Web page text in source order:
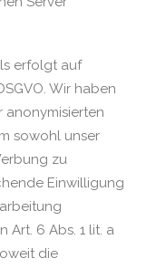
erfolgt auf
Wir haben
anonymisierten
sowohl unser
zu
Einwilligung
Art. 6 Abs. 1 lit. a
die